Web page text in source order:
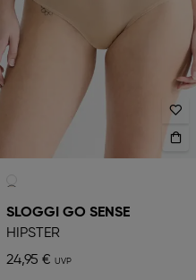
SLOGGI GO SENSE
HIPSTER
24,95 €